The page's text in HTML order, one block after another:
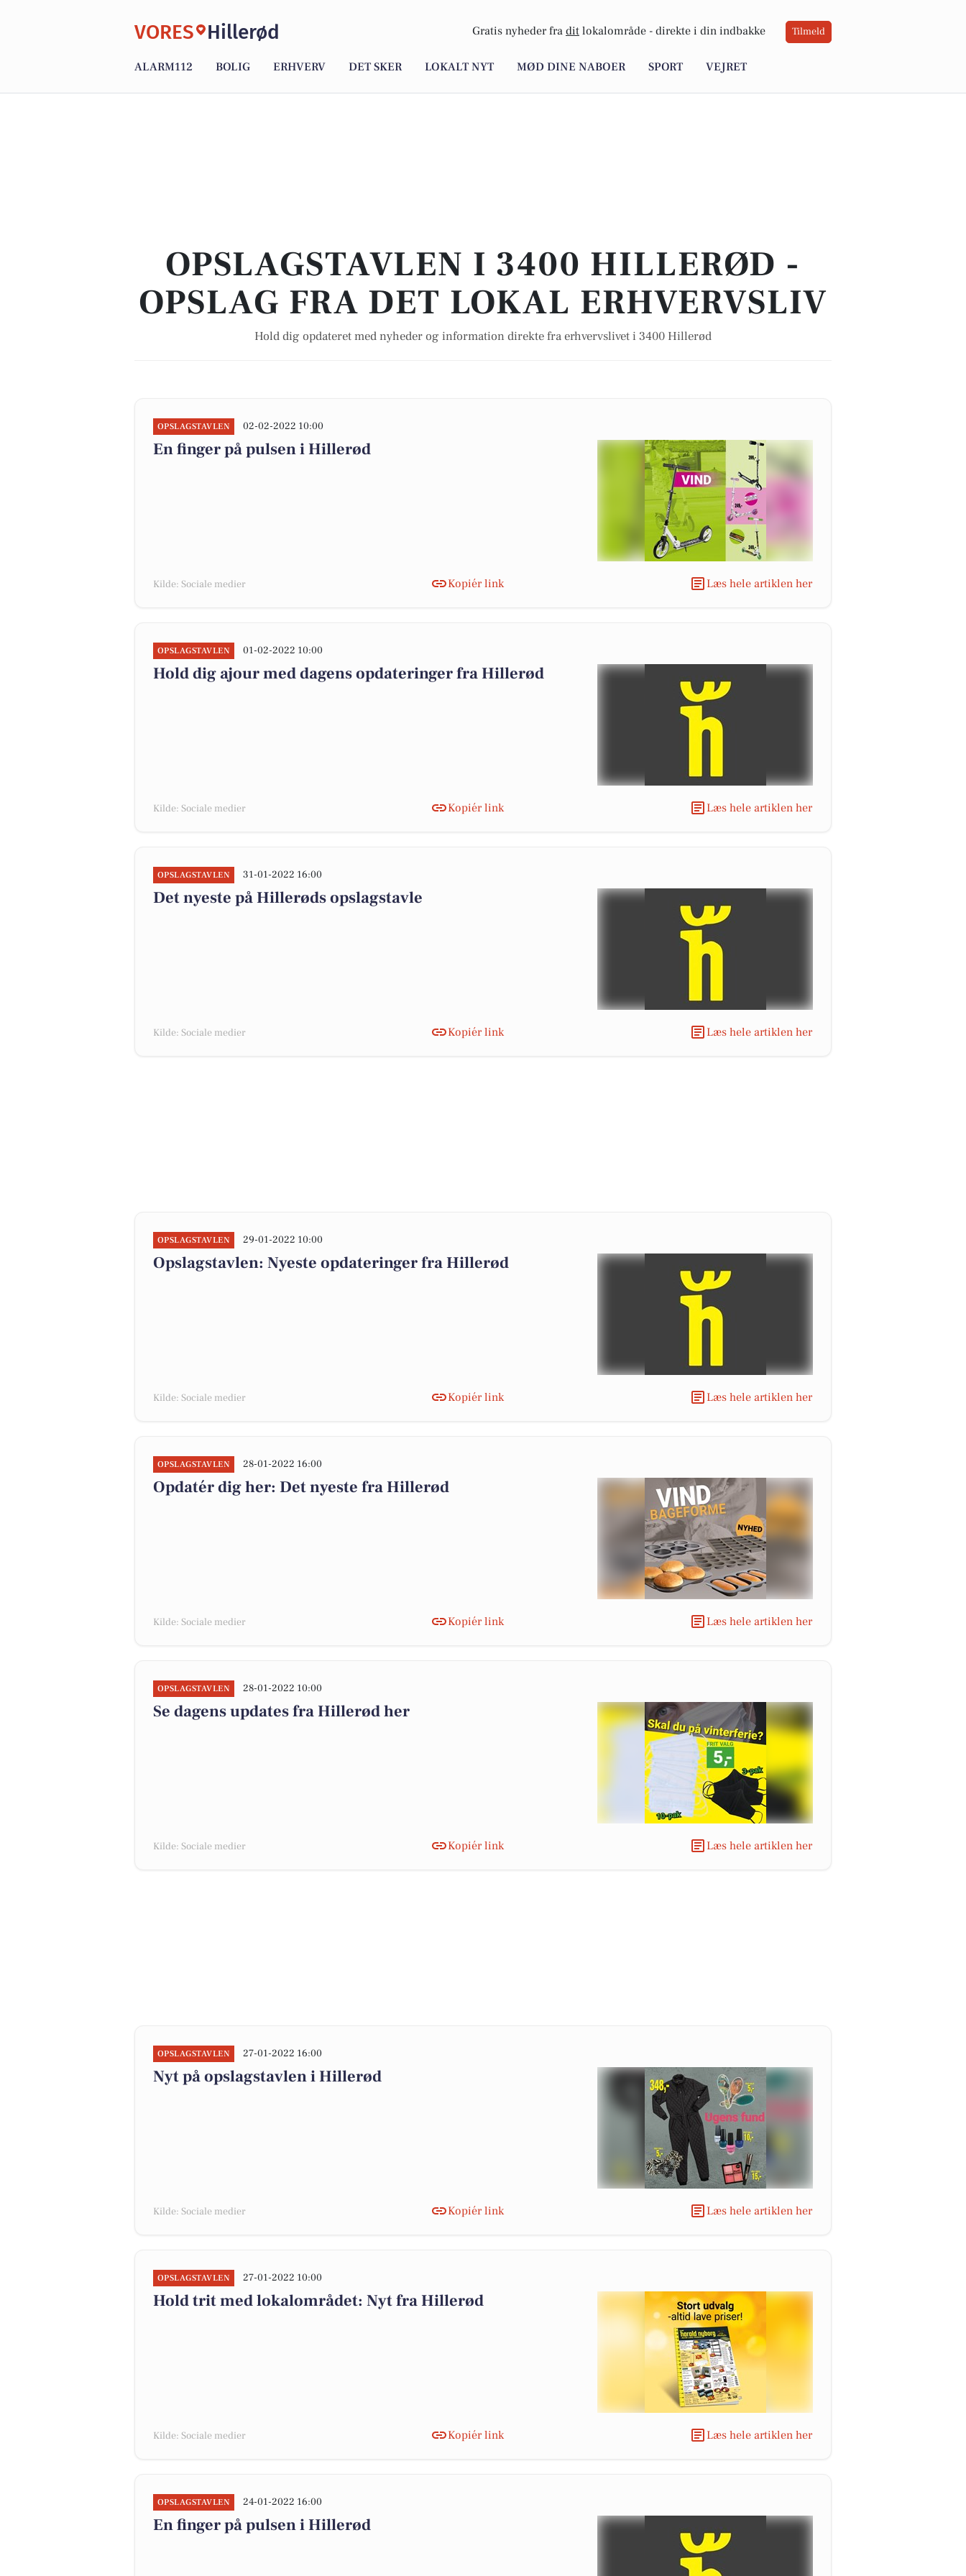
VORES Hillerød Gratis nyheder fra dit lokalområde - direkte i din indbakke Tilmeld
ALARM112 BOLIG ERHVERV DET SKER LOKALT NYT MØD DINE NABOER SPORT VEJRET
OPSLAGSTAVLEN I 3400 HILLERØD -
OPSLAG FRA DET LOKAL ERHVERVSLIV
Hold dig opdateret med nyheder og information direkte fra erhvervslivet i 3400 Hillerød
OPSLAGSTAVLEN 02-02-2022 10:00
En finger på pulsen i Hillerød
Kilde: Sociale medier Kopiér link Læs hele artiklen her
OPSLAGSTAVLEN 01-02-2022 10:00
Hold dig ajour med dagens opdateringer fra Hillerød
Kilde: Sociale medier Kopiér link Læs hele artiklen her
OPSLAGSTAVLEN 31-01-2022 16:00
Det nyeste på Hillerøds opslagstavle
Kilde: Sociale medier Kopiér link Læs hele artiklen her
OPSLAGSTAVLEN 29-01-2022 10:00
Opslagstavlen: Nyeste opdateringer fra Hillerød
Kilde: Sociale medier Kopiér link Læs hele artiklen her
OPSLAGSTAVLEN 28-01-2022 16:00
Opdatér dig her: Det nyeste fra Hillerød
Kilde: Sociale medier Kopiér link Læs hele artiklen her
OPSLAGSTAVLEN 28-01-2022 10:00
Se dagens updates fra Hillerød her
Kilde: Sociale medier Kopiér link Læs hele artiklen her
OPSLAGSTAVLEN 27-01-2022 16:00
Nyt på opslagstavlen i Hillerød
Kilde: Sociale medier Kopiér link Læs hele artiklen her
OPSLAGSTAVLEN 27-01-2022 10:00
Hold trit med lokalområdet: Nyt fra Hillerød
Kilde: Sociale medier Kopiér link Læs hele artiklen her
OPSLAGSTAVLEN 24-01-2022 16:00
En finger på pulsen i Hillerød